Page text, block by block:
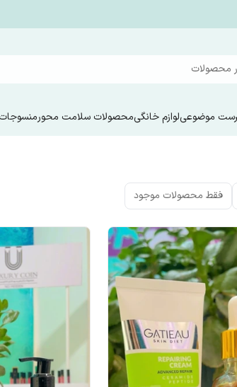
محصولات
موضوعیلوازم خانگیمحصولات سلامت محور
فقط محصولات موجود